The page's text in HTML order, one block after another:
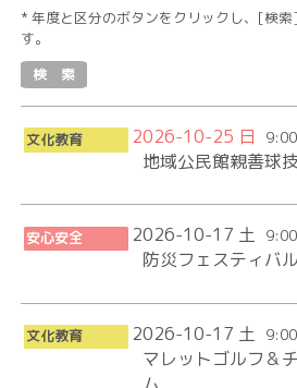
* 年度と区分のボタンをクリックし、[検
す。
文化教育 2026-10-25 日
地域公民館親善球
安心安全 2026-10-17 土
防災フェスティバル
文化教育 2026-10-17 土
マレットゴルフ＆